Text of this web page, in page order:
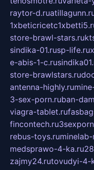
raytor-d.ru
store-brawl-stars.ru
sindika-01.rusp-life.ru
e-abis-1-c.ru
store-brawlstars.ru
antenna-highly.ru
3-sex-porn.ruban-
viagra-tablet.ru
fincontech.ru
rebus-toys.ru
medsprawo-4-ka.ru
zajmy24.rutovudyi-4-